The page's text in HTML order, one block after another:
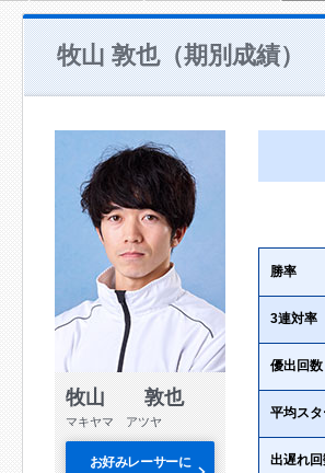
牧山 敦也（期別成績）
牧山 敦也
マキヤマ アツヤ
お好みレーサーに
勝率
3連対率
優出回数
平均ス
出遅れ回